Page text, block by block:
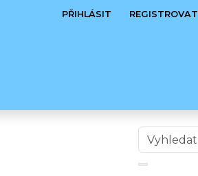
PŘIHLÁSIT REGISTROVAT